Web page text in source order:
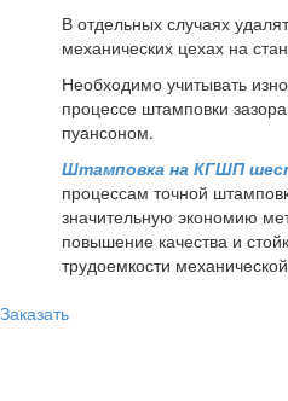
В отдельных случаях
механических цехах на
Необходимо учитывать
процессе штамповки
пуансоном.
Штамповка на КГШП
процессам точной
значительную экономию
повышение качества и
трудоемкости
Заказать